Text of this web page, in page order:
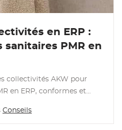
en ERP :
sanitaires PMR en
collectivités AKW pour
en ERP, conformes et
Conseils